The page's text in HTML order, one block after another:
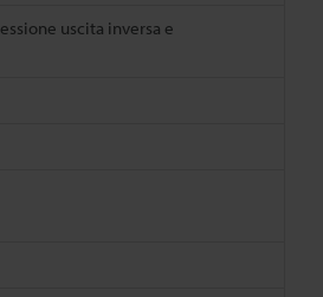
uscita inversa e